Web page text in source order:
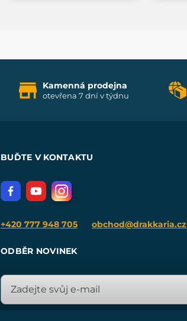
Kamenná prodejna
otevřena 7 dní v týdnu
BUĎTE V KONTAKTU
+420 777 948 705 obchod@drakkaria.cz
ODBĚR NOVINEK